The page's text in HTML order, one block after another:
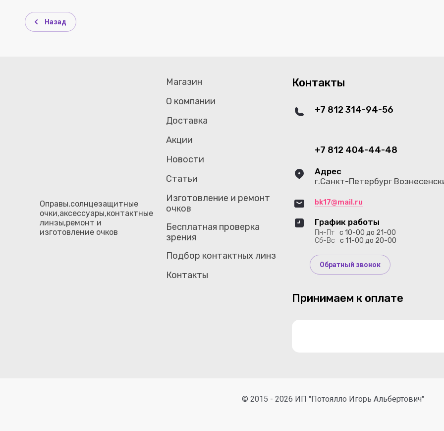
Назад
Оправы,солнцезащитные
очки,аксессуары,контактные
линзы,ремонт и
изготовление очков
Магазин
О компании
Доставка
Акции
Новости
Статьи
Изготовление и ремонт
очков
Бесплатная проверка
зрения
Подбор контактных линз
Контакты
Контакты
+7 812 314-94-56
+7 812 404-44-48
Адрес
г.Санкт-Петербург
bk17@mail.ru
График работы
Пн-Пт с 10-00 до 21-00
Сб-Вс
с 11-00 до 20-00
Обратный звонок
Принимаем к оплате
© 2015 - 2026 ИП "Потоялло Игорь Альбертович"